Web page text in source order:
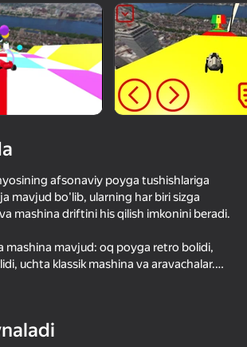
aylantiring
O‘yinlar faqat gorizontal
oriyentatsiyasida ishlaydi
afsonaviy poyga tushishlariga
mavjud bo'lib, ularning har biri sizga
mashina driftini his qilish imkonini beradi.
mashina mavjud: oq poyga retro bolidi,
uchta klassik mashina va aravachalar.
musiqaning uchta trekidan birini